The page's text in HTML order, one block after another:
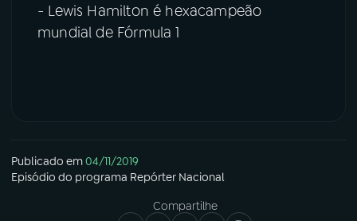
- Lewis Hamilton é hexacampeão
mundial de Fórmula 1
Publicado em04/11/2019
Episódio do programa Repórter Nacional
Compartilhe